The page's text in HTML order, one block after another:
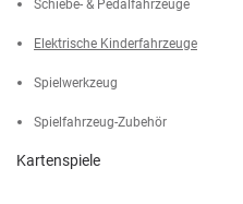
Wippen
Schiebe- & Pedalfahrzeuge
Elektrische Kinderfahrzeuge
Spielwerkzeug
Spielfahrzeug-Zubehör
Kartenspiele